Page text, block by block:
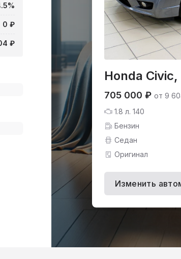
Honda Civic,
705 000 ₽ от 9
1.8 л. 140
Бензин
Седан
Оригинал
Изменить
0 ₽
₽